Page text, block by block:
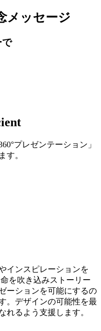
メッセージ
で
プレゼンテーション」
す。
インスピレーションを
を吹き込みストーリー
ーションを可能にするの
。デザインの可能性を最
れるよう支援します。